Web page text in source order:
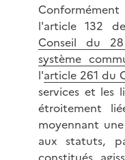
l'article 132
Conseil du
système
l'article 261 du
services et les
étroitement
moyennant
aux statuts,